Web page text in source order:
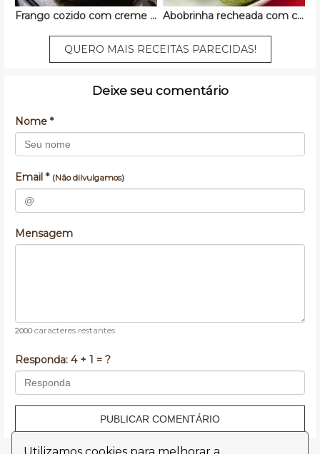
Frango cozido com creme de leite Abobrinha recheada com carne moída
QUERO MAIS RECEITAS PARECIDAS!
Deixe seu comentário
Nome *
Email * (Não dilvulgamos)
Mensagem
2000caracteres restantes
Responda: 4 + 1 = ?
PUBLICAR COMENTÁRIO